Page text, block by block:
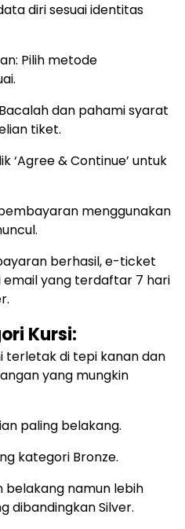
diri sesuai identitas
Pilih metode
dan pahami syarat
tiket.
‘Agree & Continue’ untuk
menggunakan
berhasil, e-ticket
email yang terdaftar 7 hari
Kursi:
terletak di tepi kanan dan
yang mungkin
paling belakang.
kategori Bronze.
belakang namun lebih
dibandingkan Silver.